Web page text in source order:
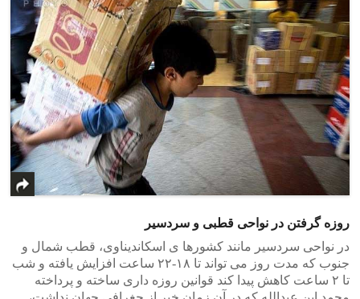
روزه گرفتن در نواحی قطبی و سردسیر
در نواحی سردسیر مانند کشورها ی اسکاندیناوی، قطب شمال و
جنوب که مدت روز می تواند تا ۱۸-۲۲ ساعت افزایش یافته و شب
تا ۲ ساعت کاهش پیدا کند قوانین روزه داری ساخته و پرداخته